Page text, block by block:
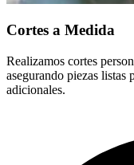
Cortes a Medida
Realizamos cortes
asegurando piezas listas
adicionales.